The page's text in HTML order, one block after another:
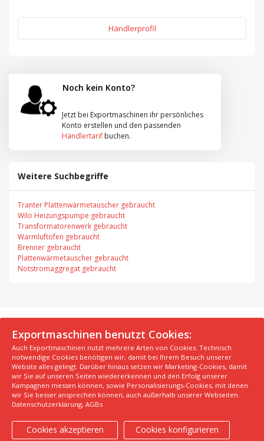
Händlerprofil
Noch kein Konto?
Jetzt bei Exportmaschinen ihr persönliches
Konto erstellen und den passenden
Händlertarif buchen.
Weitere Suchbegriffe
Tranter Plattenwärmetauscher gebraucht
Wilo Heizungspumpe gebraucht
Transformatorenwerk gebraucht
Warmluftofen gebraucht
Brenner gebraucht
Plattenwärmetauscher gebraucht
Notstromaggregat gebraucht
© 2026 Exportmaschinen.de
Über uns
AGB Datenschutzerklärung
FAQ
Impressum
Hersteller
Unsere Top Maschinen #1
Unsere Top Maschinen #2
Unsere Top Maschinen #3
Kontaktiere uns
Kindergarten in der Nähe finden
Exportmaschinen benutzt Cookies:
Auch Exportmaschinen nutzt mehrere Arten von Cookies: Technisch
notwendige Cookies benötigen wir, damit bei Ihrem Besuch unserer
Website alles gelingt. Darüber hinaus setzen wir Marketing-Cookies, damit
wir Sie auf unseren Seiten wiedererkennen und den Erfolg unserer
Kampagnen messen können, sowie Personalisierungs-Cookies, mit denen
wir Sie besser ansprechen können, auch außerhalb unserer Webseiten.
Datenschutzerklärung, AGBs
Cookies akzeptieren Cookies konfigurieren